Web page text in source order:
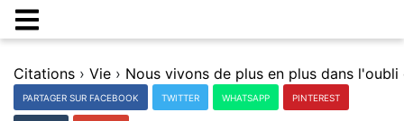
Citations › Vie ›
PARTAGER SUR FACEBOOK TWITTER WHATSAPP PINTEREST